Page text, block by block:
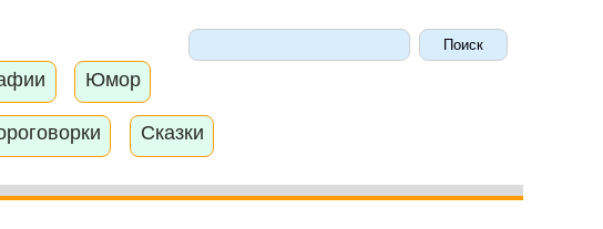
Юмор
Сказки